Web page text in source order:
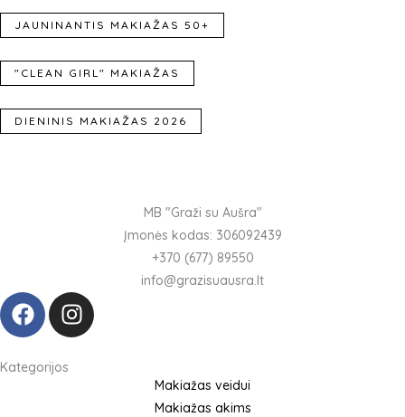
JAUNINANTIS MAKIAŽAS 50+
"CLEAN GIRL" MAKIAŽAS
DIENINIS MAKIAŽAS 2026
MB "Graži su Aušra"
Įmonės kodas: 306092439
+370 (677) 89550
info@grazisuausra.lt
F
a
e
I
n
Kategorijos
Makiažas veidui
Makiažas akims